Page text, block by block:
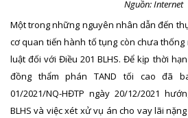
Nguồn: Internet
Một trong những nguyên nhân dẫn đến
cơ quan tiến hành tố tụng còn chưa
luật đối với Điều 201 BLHS. Để kịp thời
đồng thẩm phán TAND tối cao đã
01/2021/NQ-HĐTP ngày 20/12/2021
BLHS và việc xét xử vụ án cho vay lãi